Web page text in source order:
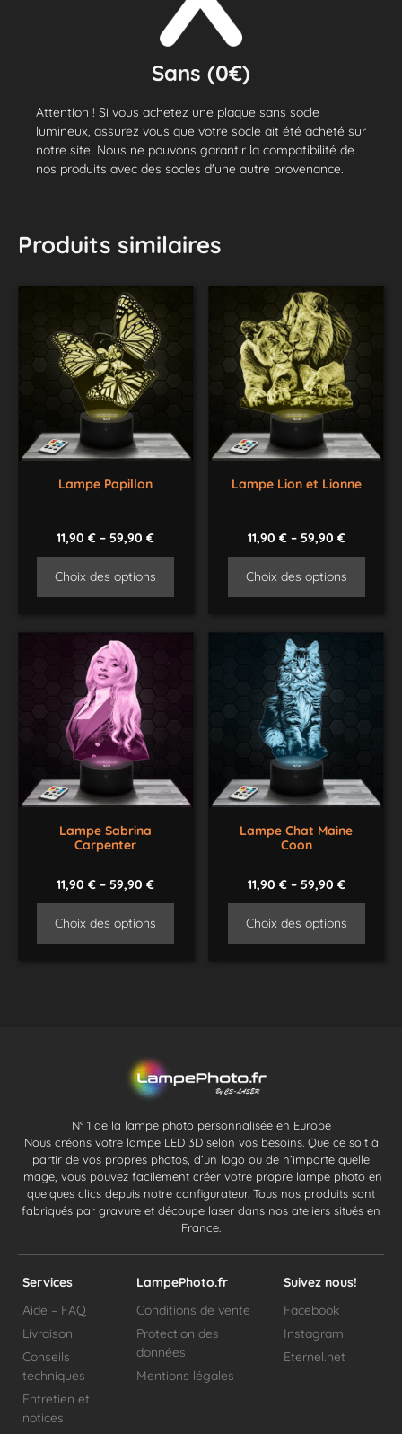
Sans (0€)
Attention ! Si vous achetez une plaque sans socle
lumineux, assurez vous que votre socle ait été acheté sur
notre site. Nous ne pouvons garantir la compatibilité de
nos produits avec des socles d'une autre provenance.
Produits similaires
Lampe Papillon
11,90€ –59,90€
Choix des options
Lampe Lion et Lionne
11,90 €– 59,90 €
Choix des options
Lampe Sabrina
Carpenter
11,90€ –59,90€
Choix des options
Lampe Chat Maine
Coon
11,90 €– 59,90 €
Choix des options
N° 1 de la lampe photo personnalisée en Europe
Nous créons votre lampe LED 3D selon vos besoins. Que ce soit à
partir de vos propres photos, d’un logo ou de n’importe quelle
image, vous pouvez facilement créer votre propre lampe photo en
quelques clics depuis notre configurateur. Tous nos produits sont
fabriqués par gravure et découpe laser dans nos ateliers situés en
France.
Services
Aide – FAQ
Livraison
Conseils
techniques
Entretien et
notices
LampePhoto.fr
Conditions de vente
Protection des
données
Mentions légales
Suivez nous!
Facebook
Instagram
Eternel.net